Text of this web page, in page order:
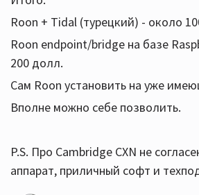
Roon + Tidal (турецкий) - около
Roon endpoint/bridge на базе
200 долл.
Сам Roon установить на уже
Вполне можно себе позволить.
P.S. Про Cambridge СХN не
аппарат, приличный софт и